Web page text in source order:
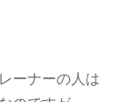
ーナーの人は